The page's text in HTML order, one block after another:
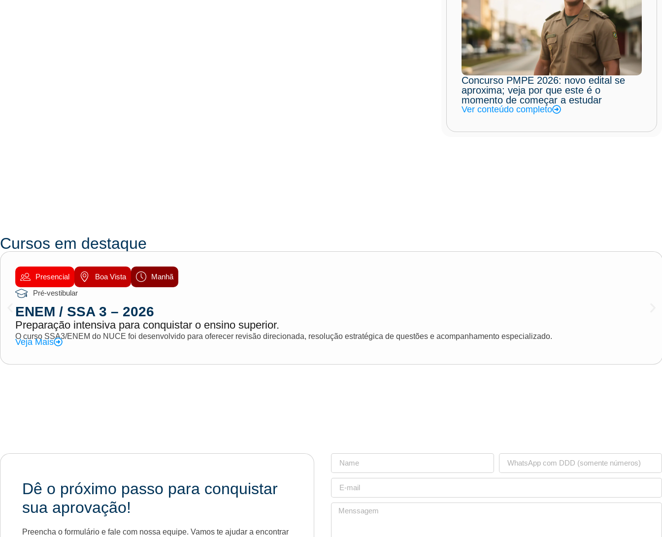
Concurso PMPE 2026: novo edital se
aproxima; veja por que este é o
momento de começar a estudar
Ver conteúdo completo
Cursos em destaque
Presencial Boa Vista
Manhã
Pré-vestibular
ENEM / SSA 3 – 2026
Preparação intensiva para conquistar o ensino superior.
O curso SSA3/ENEM do NUCE foi desenvolvido para oferecer revisão direcionada, resolução estratégica de questões e acompanhamento especializado.
Veja Mais
Dê o próximo passo para conquistar
sua aprovação!
Preencha o formulário e fale com nossa equipe. Vamos te ajudar a encontrar